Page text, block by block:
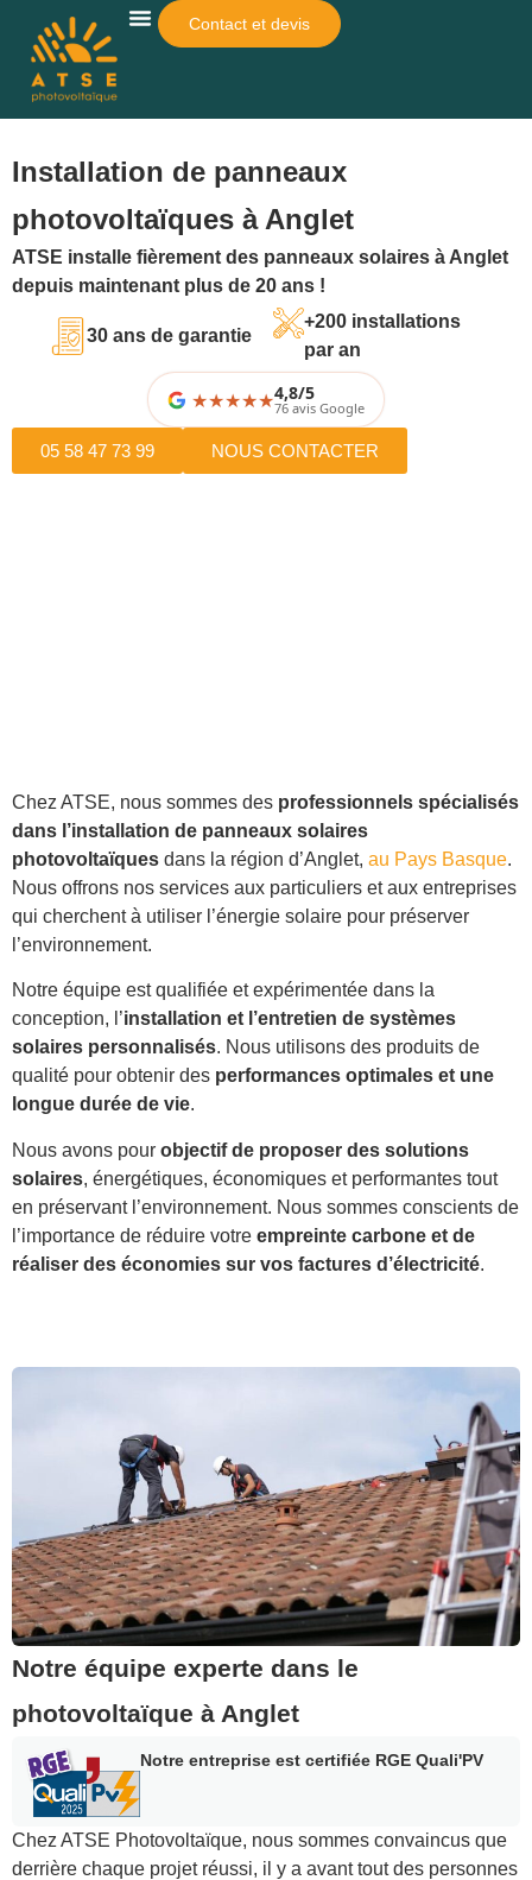
Contact et devis
Installation de panneaux
photovoltaïques à Anglet
ATSE installe fièrement des panneaux solaires à Anglet
depuis maintenant plus de 20 ans !
30 ans de garantie
+200 installations
par an
★★★ ★4,8/5
76 avis Google
05 58 47 73 99 NOUS CONTACTER
Chez ATSE, nous sommes des professionnels spécialisés
dans l’installation de panneaux solaires
photovoltaïques dans la région d’Anglet, au Pays Basque.
Nous offrons nos services aux particuliers et aux entreprises
qui cherchent à utiliser l’énergie solaire pour préserver
l’environnement.
Notre équipe est qualifiée et expérimentée dans la
conception, l’installation et l’entretien de systèmes
solaires personnalisés. Nous utilisons des produits de
qualité pour obtenir des performances optimales et une
longue durée de vie.
Nous avons pour objectif de proposer des solutions
solaires, énergétiques, économiques et performantes tout
en préservant l’environnement. Nous sommes conscients de
l’importance de réduire votre empreinte carbone et de
réaliser des économies sur vos factures d’électricité.
Notre équipe experte dans le
photovoltaïque à Anglet
Notre entreprise est certifiée RGE Quali'PV
Chez ATSE Photovoltaïque, nous sommes convaincus que
derrière chaque projet réussi, il y a avant tout des personnes